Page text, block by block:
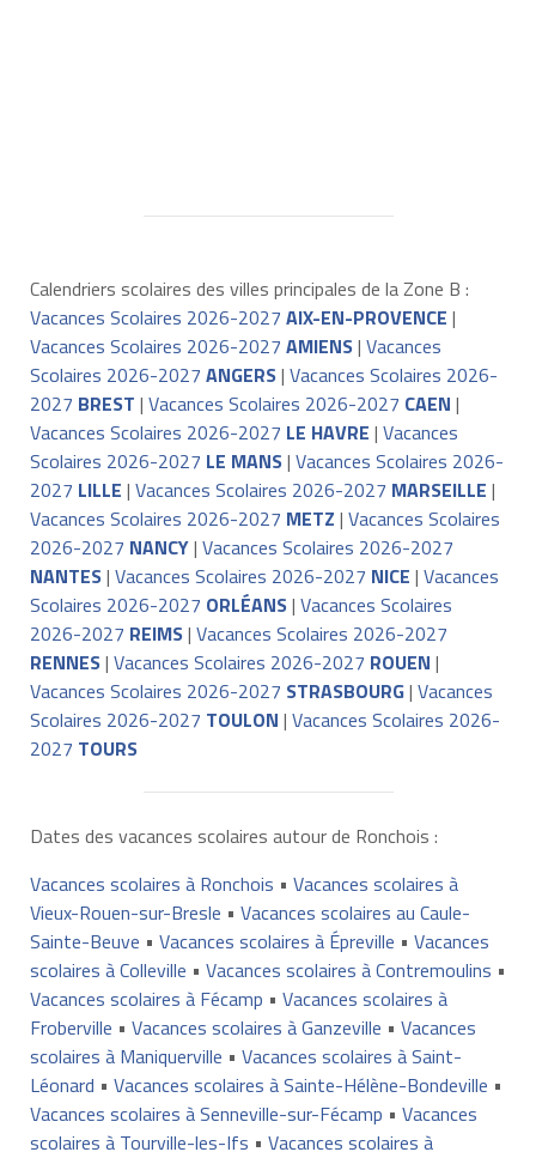
Calendriers scolaires des villes principales de la Zone B :
Vacances Scolaires 2026-2027 AIX-EN-PROVENCE |
Vacances Scolaires 2026-2027 AMIENS| Vacances
Scolaires 2026-2027 ANGERS| Vacances Scolaires 2026-
2027 BREST | Vacances Scolaires 2026-2027 CAEN |
Vacances Scolaires 2026-2027 LE HAVRE | Vacances
Scolaires 2026-2027 LE MANS| Vacances Scolaires 2026-
2027 LILLE | Vacances Scolaires 2026-2027 MARSEILLE |
Vacances Scolaires 2026-2027 METZ | Vacances Scolaires
2026-2027 NANCY| Vacances Scolaires 2026-2027
NANTES| Vacances Scolaires 2026-2027 NICE | Vacances
Scolaires 2026-2027 ORLÉANS| Vacances Scolaires
2026-2027 REIMS| Vacances Scolaires 2026-2027
RENNES| Vacances Scolaires 2026-2027 ROUEN |
Vacances Scolaires 2026-2027 STRASBOURG| Vacances
Scolaires 2026-2027 TOULON | Vacances Scolaires 2026-
2027 TOURS
Dates des vacances scolaires autour de Ronchois :
Vacances scolaires à Ronchois • Vacances scolaires à
Vieux-Rouen-sur-Bresle • Vacances scolaires au Caule-
Sainte-Beuve • Vacances scolaires à Épreville • Vacances
scolaires à Colleville • Vacances scolaires à Contremoulins •
Vacances scolaires à Fécamp • Vacances scolaires à
Froberville • Vacances scolaires à Ganzeville • Vacances
scolaires à Maniquerville • Vacances scolaires à Saint-
Léonard • Vacances scolaires à Sainte-Hélène-Bondeville •
Vacances scolaires à Senneville-sur-Fécamp • Vacances
scolaires à Tourville-les-Ifs • Vacances scolaires à